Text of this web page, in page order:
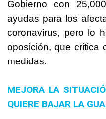
Gobierno con
ayudas para los
coronavirus, pero lo
oposición, que critica
medidas.
MEJORA LA
QUIERE BAJAR LA